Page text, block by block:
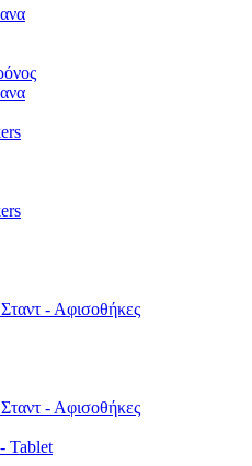
- Αφισοθήκες
- Αφισοθήκες
Tablet